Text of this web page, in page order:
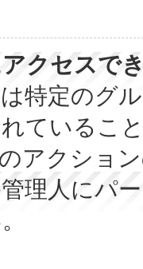
クセスで
特定のグ
ているこ
アクショ
理人にパ